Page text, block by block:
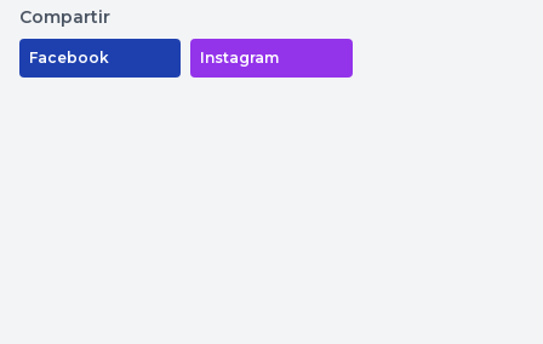
Compartir
Facebook Instagram